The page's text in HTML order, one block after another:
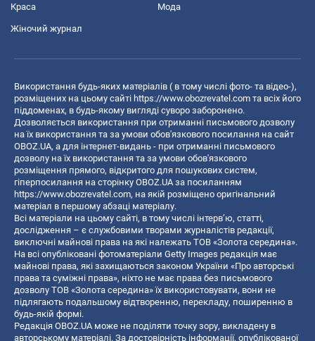
Краса Мода
Жіночий журнал
Використання будь-яких матеріалів ( в тому числі фото- та відео-),
розміщених на цьому сайті https://www.obozrevatel.com та всіх його
піддоменах, в будь-якому вигляді суворо заборонено.
Дозволяється використання при отриманні письмового дозволу
на їх використання та за умови обов'язкового посилання на сайт
OBOZ.UA, а для інтернет-видань - при отриманні письмового
дозволу на їх використання та за умови обов'язкового
розміщення прямого, відкритого для пошукових систем,
гіперпосилання на сторінку OBOZ.UA за посиланням
https://www.obozrevatel.com, на якій розміщено оригінальний
матеріал в першому абзаці матеріалу.
Всі матеріали на цьому сайті, в тому числі інтерв’ю, статті,
дослідження – є службовими творами журналістів редакції,
виключні майнові права на які належать ТОВ «Золота середина».
На всі опубліковані фотоматеріали Getty Images редакція має
майнові права, які захищаються законом України «Про авторські
права та суміжні права», ніхто не має права без письмового
дозволу ТОВ «Золота середина» їх використовувати, вони не
підлягають подальшому відтворенню, перекладу, поширенню в
будь-якій формі.
Редакція OBOZ.UA може не поділяти точку зору, викладену в
авторському матеріалі. За достовірність інформації, опублікованої